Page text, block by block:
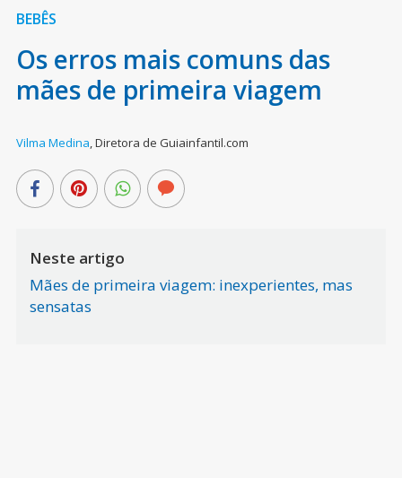
BEBÊS
Os erros mais comuns das
mães de primeira viagem
Vilma Medina,Diretora de Guiainfantil.com
Neste artigo
Mães de primeira viagem: inexperientes, mas
sensatas